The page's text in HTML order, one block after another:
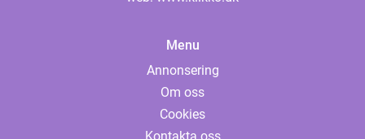
Menu
Annonsering
Om oss
Cookies